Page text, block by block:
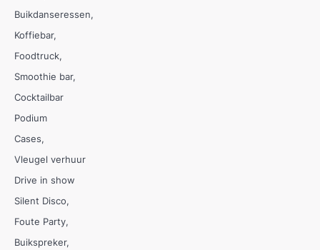
Buikdanseressen
Koffiebar
Foodtruck
Smoothie bar
Cocktailbar
Podium
Cases
Vleugel verhuur
Drive in show
Silent Disco
Foute Party
Buikspreker